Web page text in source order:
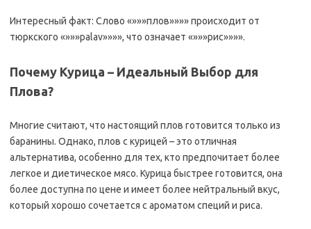
Интересный факт: Слово «»»»плов»»»» происходит от
тюркского «»»»palav»»»», что означает «»»»рис»»»».
Почему Курица – Идеальный Выбор для
Плова?
Многие считают, что настоящий плов готовится только из
баранины. Однако, плов с курицей – это отличная
альтернатива, особенно для тех, кто предпочитает более
легкое и диетическое мясо. Курица быстрее готовится, она
более доступна по цене и имеет более нейтральный вкус,
который хорошо сочетается с ароматом специй и риса.